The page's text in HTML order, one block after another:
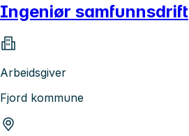
Ingeniør samfunnsdrift
Arbeidsgiver
Fjord kommune